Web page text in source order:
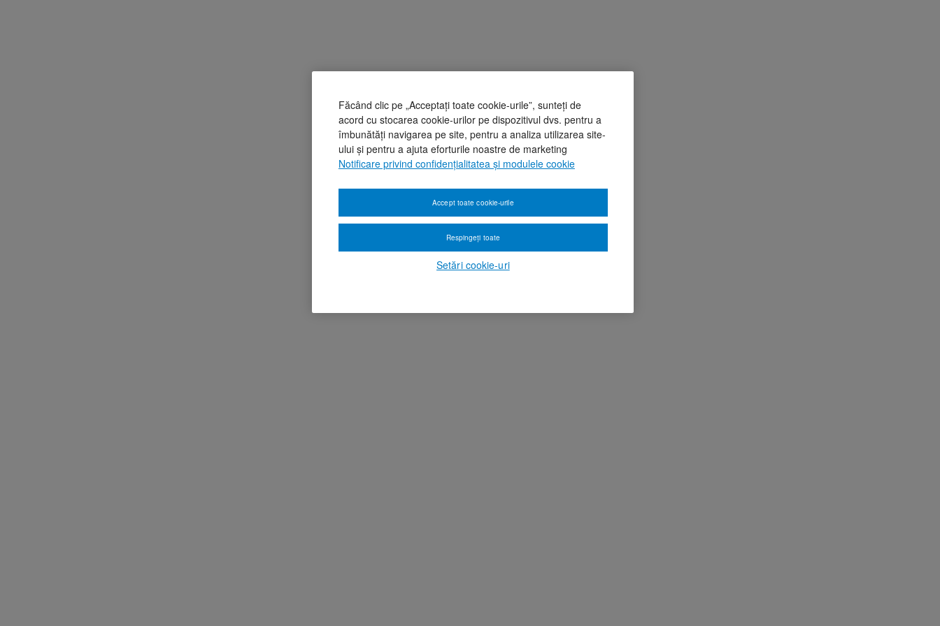
Făcând clic pe „Acceptați toate cookie-urile”, sunteți de
acord cu stocarea cookie-urilor pe dispozitivul dvs. pentru a
îmbunătăți navigarea pe site, pentru a analiza utilizarea site-
ului și pentru a ajuta eforturile noastre de marketing
Notificare privind confidențialitatea și modulele cookie
Setări cookie-uri
Respingeți toate
Accept toate cookie-urile